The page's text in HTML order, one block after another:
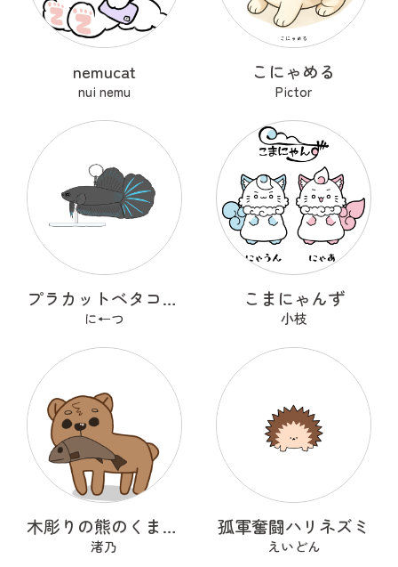
nemucat
nui nemu
こにゃめる
Pictor
プラカットベタコレクションver.1
に←つ
こまにゃんず
小枝
木彫りの熊のくまっくまさん
渚乃
孤軍奮闘ハリネズミ
えいどん